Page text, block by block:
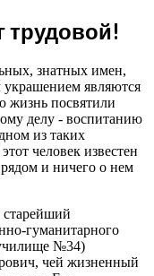
трудовой!
знатных имен,
являются
жизнь посвятили
делу - воспитанию
из таких
человек известен
и ничего о нем
старейший
гуманитарного
№34)
чей жизненный